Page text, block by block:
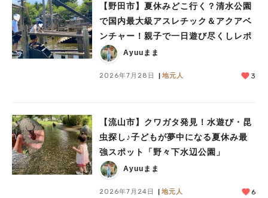
【野田市】夏休みどこ行く？清水公園
で国内最大級アスレチック＆アクアベ
ンチャー！親子で一日遊び尽くしレポ
Ayuuまま
2026年7月28日 地元人 3
【流山市】クワガタ発見！水遊び・昆
虫探し♪子どもが夢中になる夏休み最
強スポット「野々下水辺公園」
Ayuuまま
2026年7月24日 地元人 6